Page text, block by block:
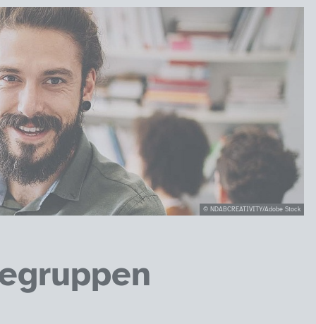
© NDABCREATIVITY/Adobe Stock